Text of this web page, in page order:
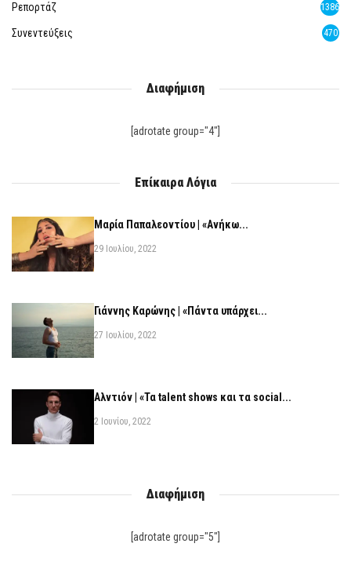
Ρεπορτάζ 1386
Συνεντεύξεις 470
Διαφήμιση
[adrotate group="4"]
Επίκαιρα Λόγια
Μαρία Παπαλεοντίου | «Ανήκω...
29 Ιουλίου, 2022
Γιάννης Καρώνης | «Πάντα υπάρχει...
27 Ιουλίου, 2022
Αλντιόν | «Τα talent shows και τα social...
2 Ιουνίου, 2022
Διαφήμιση
[adrotate group="5"]